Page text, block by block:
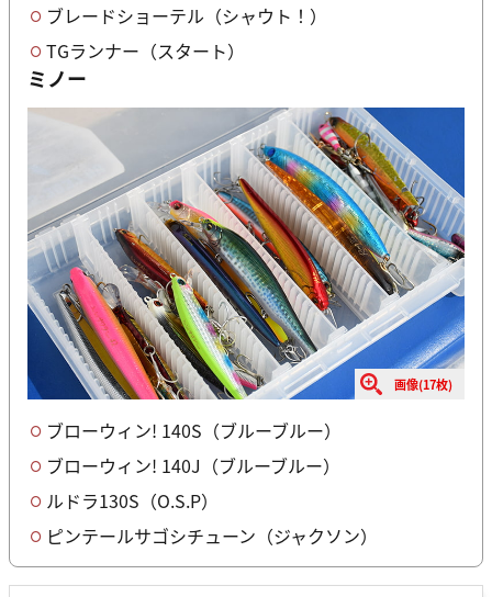
ブレードショーテル（シャウト！）
TGランナー（スタート）
ミノー
画像(17枚)
ブローウィン! 140S（ブルーブルー）
ブローウィン! 140J（ブルーブルー）
ルドラ130S（O.S.P）
ピンテールサゴシチューン（ジャクソン）